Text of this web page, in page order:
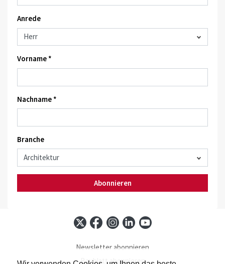
Anrede
Vorname *
Nachname *
Branche
Abonnieren
Newsletter abonnieren
Baublatt abonnieren